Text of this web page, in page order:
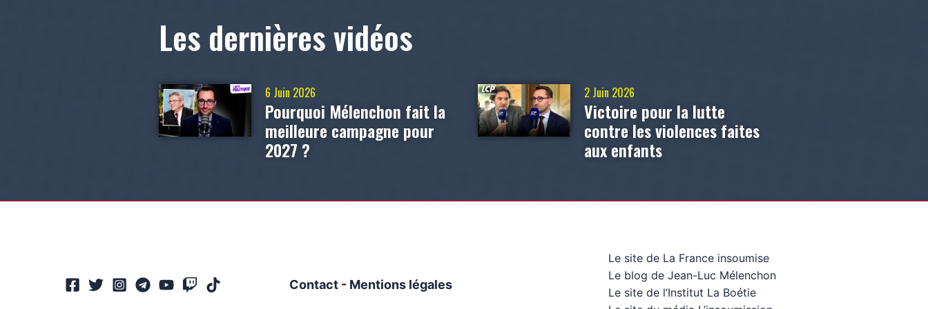
Les dernières vidéos
6 Juin 2026
Pourquoi Mélenchon fait la
meilleure campagne pour
2027 ?
2 Juin 2026
Victoire pour la lutte
contre les violences faites
aux enfants
Contact - Mentions légales
Le site de La France insoumise
Le blog de Jean-Luc Mélenchon
Le site de l’Institut La Boétie